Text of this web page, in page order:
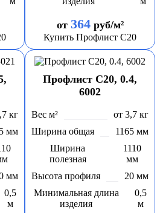
от 364руб/м²
Купить Профлист С20
кг
мм
мм
0,5
м
Профлист С20, 0.4,
6002
Вес м²
от 3,7 кг
Ширина общая
1165 мм
Ширина
полезная
1110
мм
Высота профиля
20 мм
Минимальная длина
изделия
0,5
м